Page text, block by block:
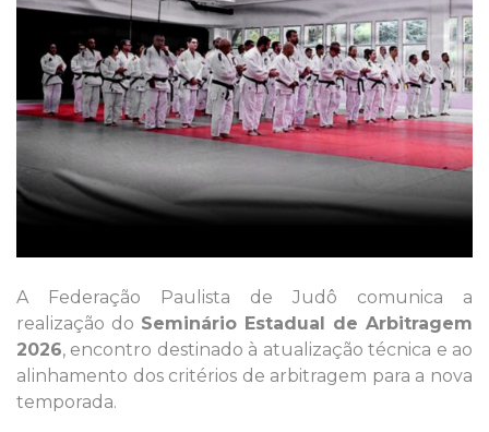
A Federação Paulista de Judô comunica a
realização do Seminário Estadual de Arbitragem
2026, encontro destinado à atualização técnica e ao
alinhamento dos critérios de arbitragem para a nova
temporada.